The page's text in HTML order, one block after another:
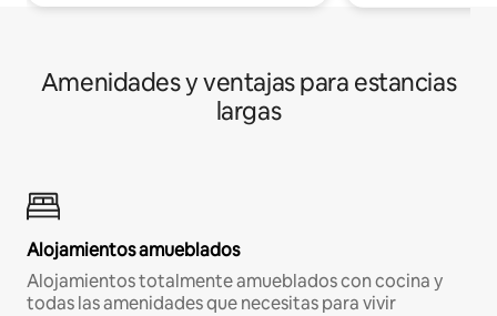
Amenidades y ventajas para estancias
largas
Alojamientos amueblados
Alojamientos totalmente amueblados con cocina y
todas las amenidades que necesitas para vivir